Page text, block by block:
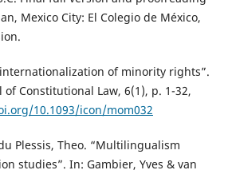
Mexico City: El Colegio de México,
of minority rights”.
Constitutional Law, 6(1), p. 1-32,
10.1093/icon/mom032
Plessis, Theo. “Multilingualism
studies”. In: Gambier, Yves & van